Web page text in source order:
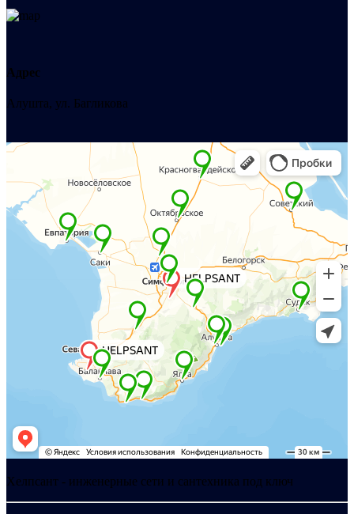
Адрес
Алушта, ул. Багликова
Хелпсант - инженерные сети и сантехника под ключ